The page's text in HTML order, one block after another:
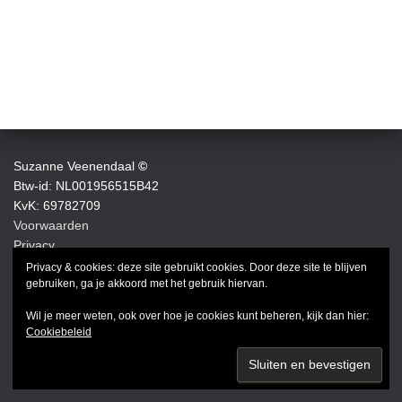
Suzanne Veenendaal ©
Btw-id: NL001956515B42
KvK: 69782709
Voorwaarden
Privacy
FACEBOOK
INSTAGRAM
LINKEDIN
ThemeIsle
Privacy & cookies: deze site gebruikt cookies. Door deze site te blijven
gebruiken, ga je akkoord met het gebruik hiervan.
Wil je meer weten, ook over hoe je cookies kunt beheren, kijk dan hier:
Cookiebeleid